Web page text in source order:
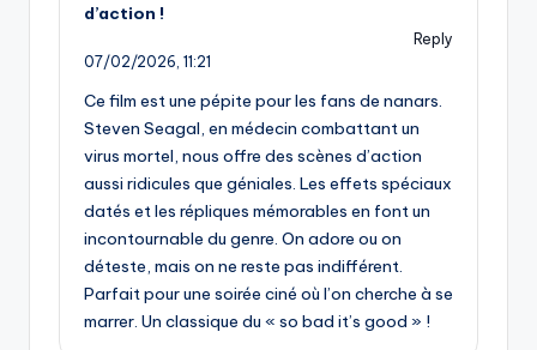
d’action !
Reply
07/02/2026, 11:21
Ce film est une pépite pour les fans de nanars.
Steven Seagal, en médecin combattant un
virus mortel, nous offre des scènes d’action
aussi ridicules que géniales. Les effets spéciaux
datés et les répliques mémorables en font un
incontournable du genre. On adore ou on
déteste, mais on ne reste pas indifférent.
Parfait pour une soirée ciné où l’on cherche à se
marrer. Un classique du « so bad it’s good » !